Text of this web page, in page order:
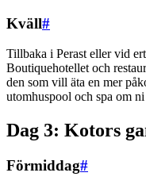
Kväll#
Tillbaka i Perast eller vid
Boutiquehotellet och
den som vill äta en mer
utomhuspool och spa om
Dag 3: Kotors
Förmiddag#